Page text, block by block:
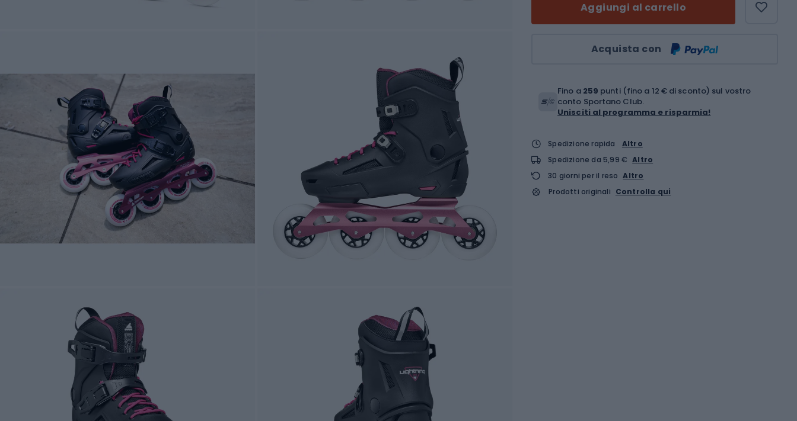
Aggiungi al carrello
Acquista con
Fino a 259 punti (fino a 12 € di sconto) sul vostro
conto Sportano Club.
Unisciti al programma e risparmia!
Spedizione rapida
Altro
Spedizione da 5,99 € Altro
30 giorni per il reso Altro
Prodotti originali Controlla qui